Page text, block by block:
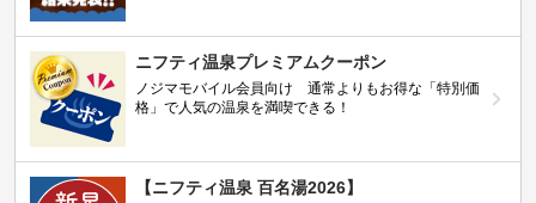
ニフティ温泉プレミアムクーポン
ノジマモバイル会員向け 通常よりもお得な「特別価
格」で人気の温泉を満喫できる！
【ニフティ温泉 百名湯2026】